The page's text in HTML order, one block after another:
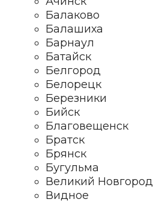
Балаково
Балашиха
Барнаул
Батайск
Белгород
Белорецк
Березники
Бийск
Благовещенск
Братск
Брянск
Бугульма
Великий Новгород
Видное